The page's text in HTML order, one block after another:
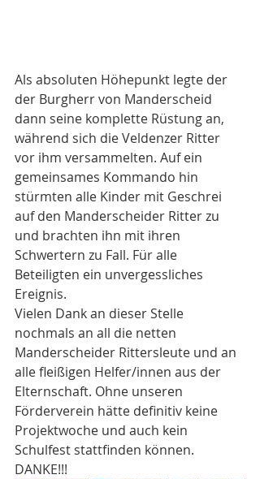
Als absoluten Höhepunkt legte der
der Burgherr von Manderscheid
dann seine komplette Rüstung an,
während sich die Veldenzer Ritter
vor ihm versammelten. Auf ein
gemeinsames Kommando hin
stürmten alle Kinder mit Geschrei
auf den Manderscheider Ritter zu
und brachten ihn mit ihren
Schwertern zu Fall. Für alle
Beteiligten ein unvergessliches
Ereignis.
Vielen Dank an dieser Stelle
nochmals an all die netten
Manderscheider Rittersleute und an
alle fleißigen Helfer/innen aus der
Elternschaft. Ohne unseren
Förderverein hätte definitiv keine
Projektwoche und auch kein
Schulfest stattfinden können.
DANKE!!!